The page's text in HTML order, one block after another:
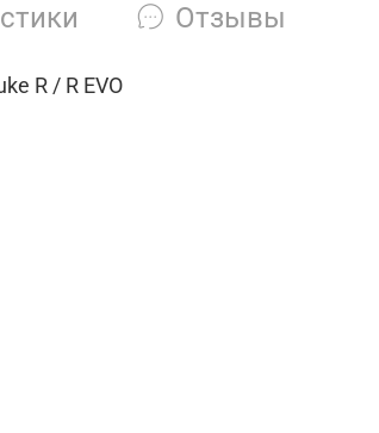
Отзывы
R / R EVO